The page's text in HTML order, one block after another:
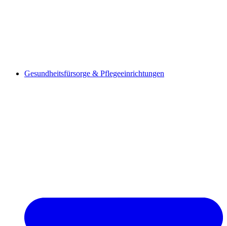
Gesundheitsfürsorge & Pflegeeinrichtungen